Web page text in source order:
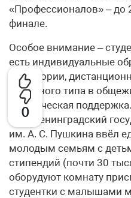
0
«Профессионалов» – до
финале.
Особое внимание –
есть индивидуальные
траектории,
семейного типа в
юридическая
года Ленинградский
им. А. С. Пушкина ввёл
молодым семьям с
стипендий (почти 30
оборудуют комнату
студентки с малышами